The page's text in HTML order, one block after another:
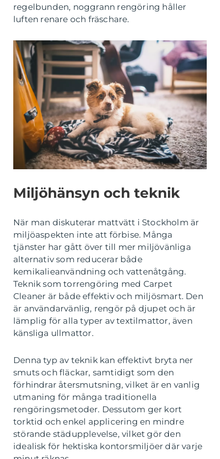
regelbunden, noggrann rengöring håller
luften renare och fräschare.
Miljöhänsyn och teknik
När man diskuterar mattvätt i Stockholm är
miljöaspekten inte att förbise. Många
tjänster har gått över till mer miljövänliga
alternativ som reducerar både
kemikalieanvändning och vattenåtgång.
Teknik som torrengöring med Carpet
Cleaner är både effektiv och miljösmart. Den
är användarvänlig, rengör på djupet och är
lämplig för alla typer av textilmattor, även
känsliga ullmattor.
Denna typ av teknik kan effektivt bryta ner
smuts och fläckar, samtidigt som den
förhindrar återsmutsning, vilket är en vanlig
utmaning för många traditionella
rengöringsmetoder. Dessutom ger kort
torktid och enkel applicering en mindre
störande städupplevelse, vilket gör den
idealisk för hektiska kontorsmiljöer där varje